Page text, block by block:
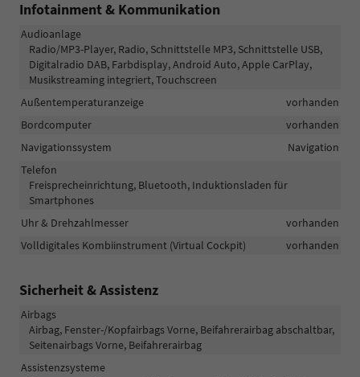
Infotainment & Kommunikation
Audioanlage
Radio/MP3-Player, Radio, Schnittstelle MP3, Schnittstelle USB,
Digitalradio DAB, Farbdisplay, Android Auto, Apple CarPlay,
Musikstreaming integriert, Touchscreen
Außentemperaturanzeige
vorhanden
Bordcomputer
vorhanden
Navigationssystem
Navigation
Telefon
Freisprecheinrichtung, Bluetooth, Induktionsladen für
Smartphones
Uhr & Drehzahlmesser
vorhanden
Volldigitales Kombiinstrument (Virtual Cockpit)
vorhanden
Sicherheit & Assistenz
Airbags
Airbag, Fenster-/Kopfairbags Vorne, Beifahrerairbag abschaltbar,
Seitenairbags Vorne, Beifahrerairbag
Assistenzsysteme